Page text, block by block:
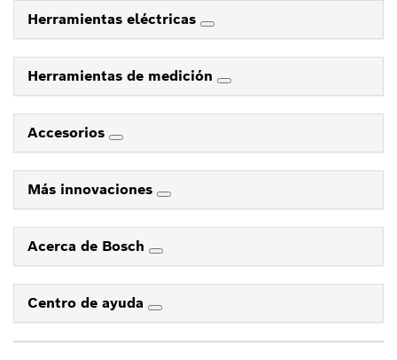
Herramientas eléctricas
Herramientas de medición
Accesorios
Más innovaciones
Acerca de Bosch
Centro de ayuda